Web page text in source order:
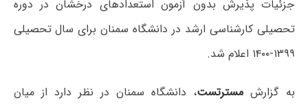
جزئیات پذیرش بدون آزمون استعدادهای درخشان در دوره
تحصیلی کارشناسی ارشد در دانشگاه سمنان برای سال تحصیلی
۱۳۹۹-۱۴۰۰ اعلام شد.
به گزارش مسترتست، دانشگاه سمنان در نظر دارد از میان